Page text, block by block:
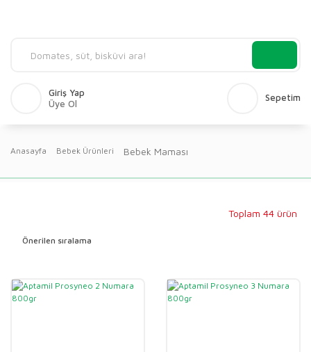
Giriş Yap
Üye Ol
Sepetim
Anasayfa Bebek Ürünleri Bebek Maması
Toplam 44 ürün